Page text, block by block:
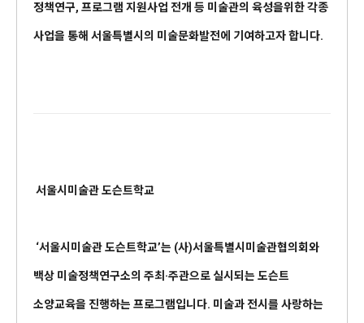
정책연구, 프로그램 지원사업 전개 등 미술관의 육성을위한 각종
사업을 통해 서울특별시의 미술문화발전에 기여하고자 합니다.
서울시미술관 도슨트학교
‘서울시미술관 도슨트학교’는 (사)서울특별시미술관협의회와
백상 미술정책연구소의 주최·주관으로 실시되는 도슨트
소양교육을 진행하는 프로그램입니다. 미술과 전시를 사랑하는